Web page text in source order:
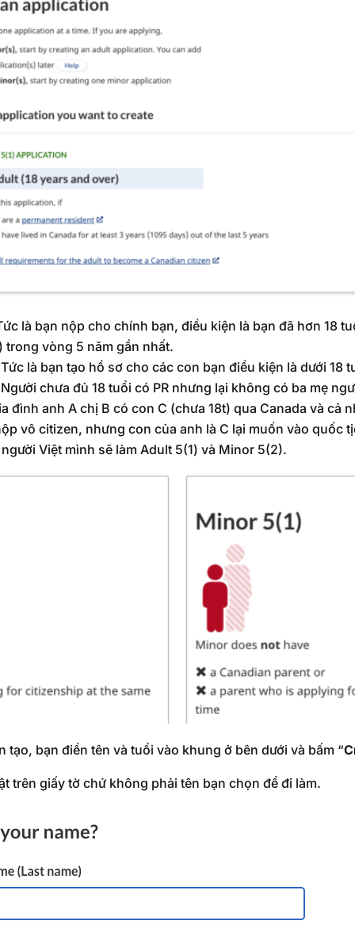
là bạn nộp cho chính bạn, điều kiện là bạn đã hơn 18
trong vòng 5 năm gần nhất.
là bạn tạo hồ sơ cho các con bạn điều kiện là dưới 18
chưa đủ 18 tuổi có PR nhưng lại không có ba mẹ
đình anh A chị B có con C (chưa 18t) qua Canada và cả
vô citizen, nhưng con của anh là C lại muốn vào quốc
Việt mình sẽ làm Adult 5(1) và Minor 5(2).
tạo, bạn điền tên và tuổi vào khung ở bên dưới và bấm “
trên giấy tờ chứ không phải tên bạn chọn để đi làm.